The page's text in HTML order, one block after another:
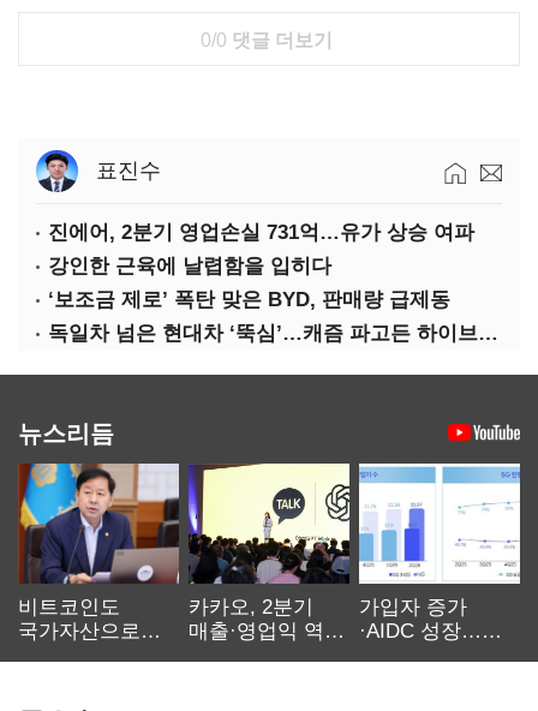
0/0 댓글 더보기
표진수
진에어, 2분기 영업손실 731억…유가 상승 여파
강인한 근육에 날렵함을 입히다
‘보조금 제로’ 폭탄 맞은 BYD, 판매량 급제동
독일차 넘은 현대차 ‘뚝심’…캐즘 파고든 하이브리드 역전극
뉴스리듬
비트코인도
국가자산으로…'
카카오, 2분기
매출·영업익 역대
가입자 증가
·AIDC 성장…